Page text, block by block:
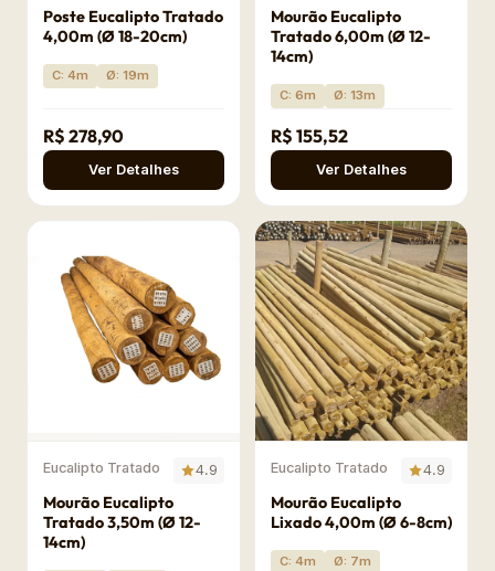
Poste Eucalipto Tratado
4,00m (Ø 18-20cm)
C: 4m Ø: 19m
R$ 278,90
Ver Detalhes
Mourão Eucalipto
Tratado 6,00m (Ø 12-
14cm)
C: 6m Ø: 13m
R$ 155,52
Ver Detalhes
Eucalipto Tratado 4.9
Mourão Eucalipto
Tratado 3,50m (Ø 12-
14cm)
Eucalipto Tratado 4.9
Mourão Eucalipto
Lixado 4,00m (Ø 6-8cm)
C: 4m Ø: 7m